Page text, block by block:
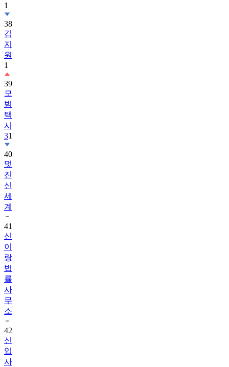
1
38
김
지
원
1
39
모
범
택
시
31
40
멋
진
신
세
계
41
신
이
랑
법
률
사
무
소
42
신
입
사